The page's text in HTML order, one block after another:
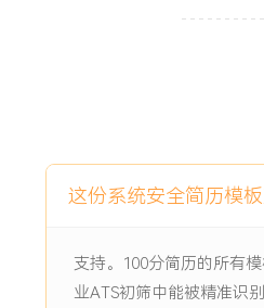
针对学校某学院官网存在
2.防护部署：在网站前端部
3.日志监控：搭建集中日志
定针对暴力破解与高频扫描
这份系统安全简历模
支持。100分简历的所有
业ATS初筛中能被精准识